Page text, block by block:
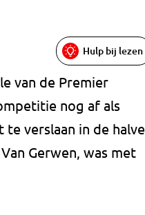
Hulp bij lezen
van de Premier
nog af als
verslaan in de halve
Gerwen, was met